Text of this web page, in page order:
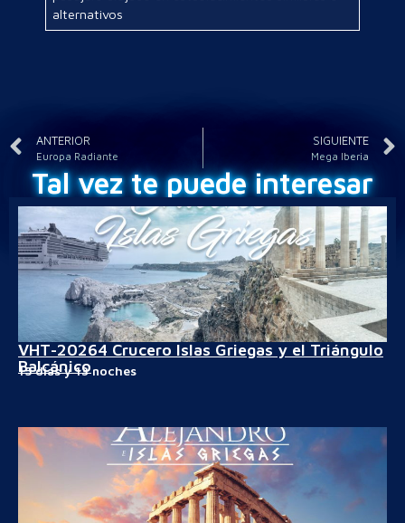
alternativos
ANTERIOR
Europa Radiante
SIGUIENTE
Mega Iberia
Tal vez te puede interesar
VHT-20264 Crucero Islas Griegas y el Triángulo
Balcánico
15 días y 13 noches